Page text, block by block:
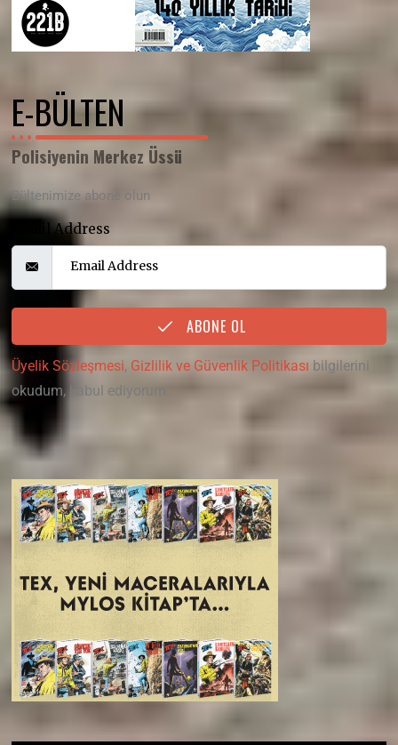
E-BÜLTEN
Polisiyenin Merkez Üssü
Bültenimize abone olun
Email Address
ABONE OL
Üyelik Sözleşmesi, Gizlilik ve Güvenlik Politikası bilgilerini
okudum, kabul ediyorum.